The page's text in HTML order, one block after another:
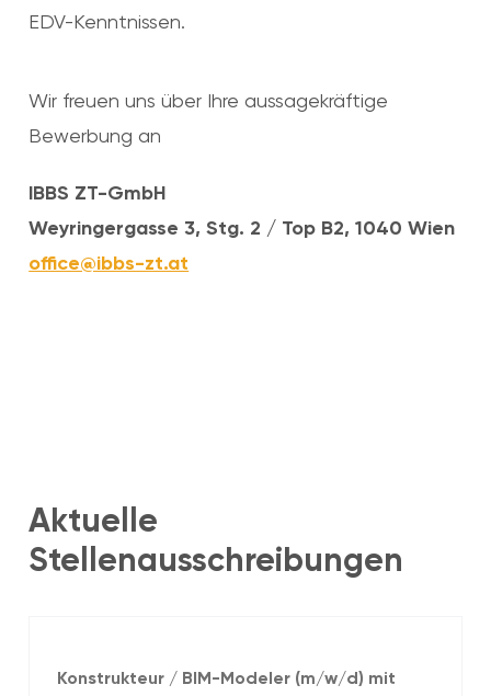
EDV-Kenntnissen.
Wir freuen uns über Ihre aussagekräftige
Bewerbung an
IBBS ZT-GmbH
Weyringergasse 3, Stg. 2 / Top B2, 1040 Wien
office@ibbs-zt.at
Aktuelle
Stellenausschreibungen
Konstrukteur / BIM-Modeler (m/w/d) mit